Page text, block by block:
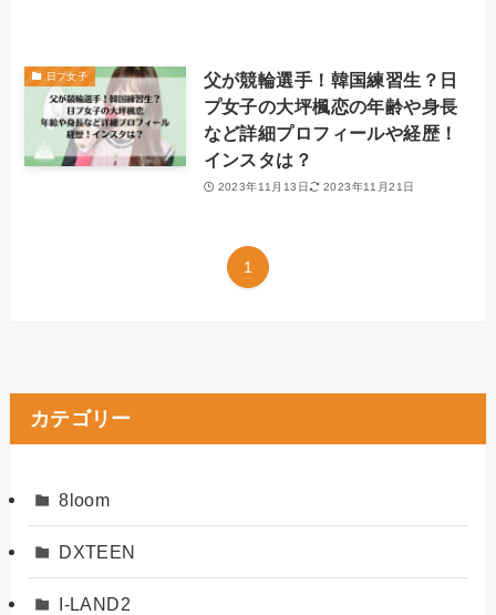
日プ女子
父が競輪選手！韓国練習生？日
プ女子の大坪楓恋の年齢や身長
など詳細プロフィールや経歴！
インスタは？
2023年11月13日 2023年11月21日
1
カテゴリー
8loom
DXTEEN
I-LAND2